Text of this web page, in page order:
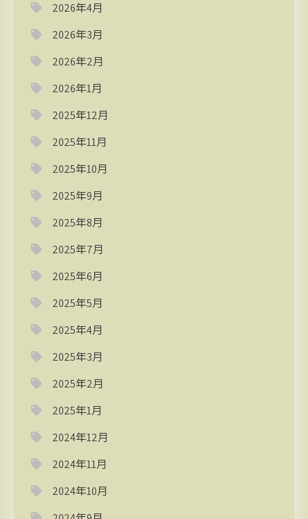
2026年4月
2026年3月
2026年2月
2026年1月
2025年12月
2025年11月
2025年10月
2025年9月
2025年8月
2025年7月
2025年6月
2025年5月
2025年4月
2025年3月
2025年2月
2025年1月
2024年12月
2024年11月
2024年10月